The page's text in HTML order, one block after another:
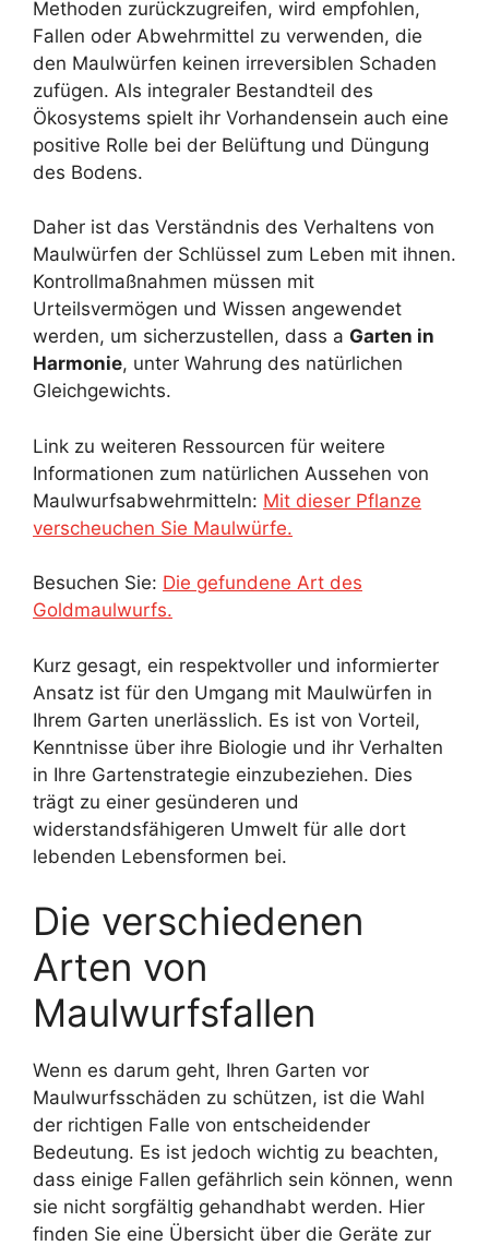
Methoden zurückzugreifen, wird empfohlen,
Fallen oder Abwehrmittel zu verwenden, die
den Maulwürfen keinen irreversiblen Schaden
zufügen. Als integraler Bestandteil des
Ökosystems spielt ihr Vorhandensein auch eine
positive Rolle bei der Belüftung und Düngung
des Bodens.
Daher ist das Verständnis des Verhaltens von
Maulwürfen der Schlüssel zum Leben mit ihnen.
Kontrollmaßnahmen müssen mit
Urteilsvermögen und Wissen angewendet
werden, um sicherzustellen, dass a Garten in
Harmonie, unter Wahrung des natürlichen
Gleichgewichts.
Link zu weiteren Ressourcen für weitere
Informationen zum natürlichen Aussehen von
Maulwurfsabwehrmitteln: Mit dieser Pflanze
verscheuchen Sie Maulwürfe.
Besuchen Sie: Die gefundene Art des
Goldmaulwurfs.
Kurz gesagt, ein respektvoller und informierter
Ansatz ist für den Umgang mit Maulwürfen in
Ihrem Garten unerlässlich. Es ist von Vorteil,
Kenntnisse über ihre Biologie und ihr Verhalten
in Ihre Gartenstrategie einzubeziehen. Dies
trägt zu einer gesünderen und
widerstandsfähigeren Umwelt für alle dort
lebenden Lebensformen bei.
Die verschiedenen
Arten von
Maulwurfsfallen
Wenn es darum geht, Ihren Garten vor
Maulwurfsschäden zu schützen, ist die Wahl
der richtigen Falle von entscheidender
Bedeutung. Es ist jedoch wichtig zu beachten,
dass einige Fallen gefährlich sein können, wenn
sie nicht sorgfältig gehandhabt werden. Hier
finden Sie eine Übersicht über die Geräte zur